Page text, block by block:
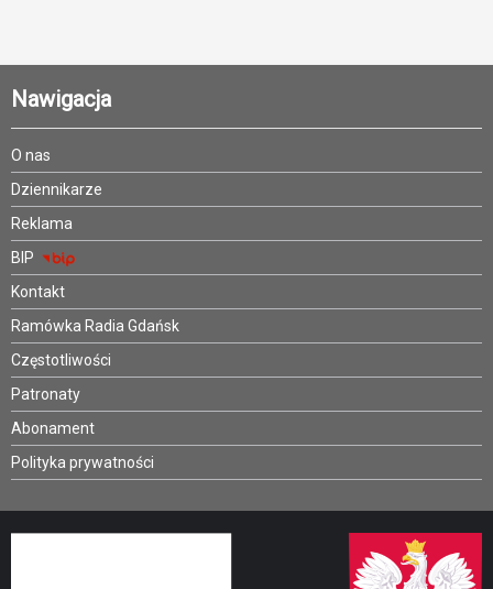
Nawigacja
O nas
Dziennikarze
Reklama
BIP
Kontakt
Ramówka Radia Gdańsk
Częstotliwości
Patronaty
Abonament
Polityka prywatności